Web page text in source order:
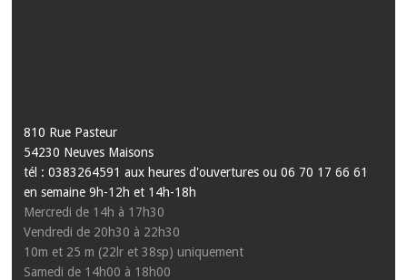
810 Rue Pasteur
54230 Neuves Maisons
tél : 0383264591 aux heures d'ouvertures ou 06 70 17 66 61
en semaine 9h-12h et 14h-18h
Mercredi de 14h à 17h30
Vendredi de 20h30 à 22h30
10m et 25 m (22lr et 38sp) uniquement
Samedi de 14h00 à 18h00